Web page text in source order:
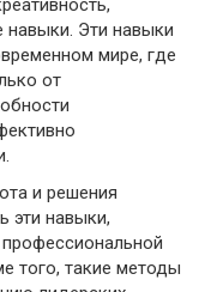
навыки. Эти навыки
мире, где
от
и решения
эти навыки,
того, такие методы